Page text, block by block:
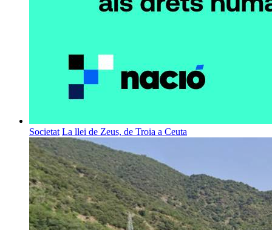
Societat La llei de Zeus, de Troia a Ceuta